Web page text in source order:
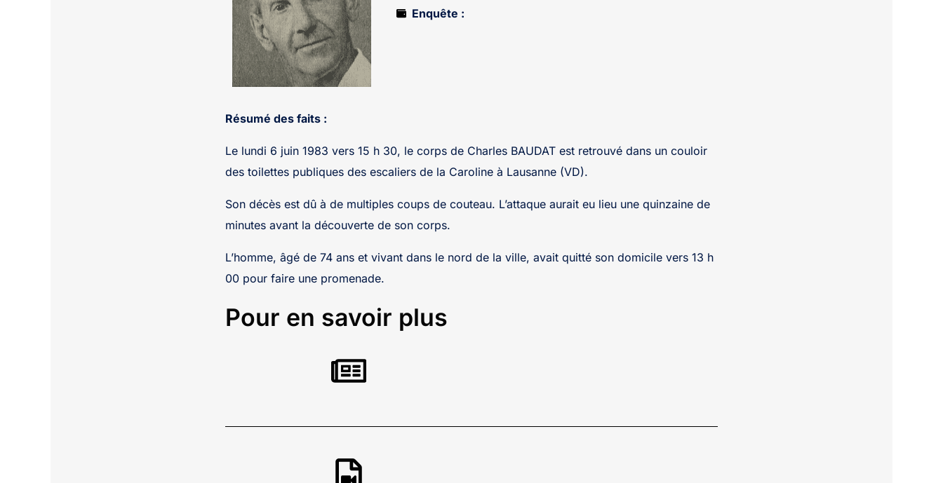
Enquête :
Résumé des faits :
Le lundi 6 juin 1983 vers 15 h 30, le corps de Charles BAUDAT est retrouvé dans un couloir
des toilettes publiques des escaliers de la Caroline à Lausanne (VD).
Son décès est dû à de multiples coups de couteau. L’attaque aurait eu lieu une quinzaine de
minutes avant la découverte de son corps.
L’homme, âgé de 74 ans et vivant dans le nord de la ville, avait quitté son domicile vers 13 h
00 pour faire une promenade.
Pour en savoir plus